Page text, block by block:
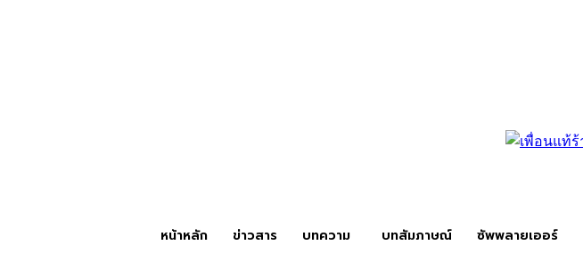
หน้าหลัก ข่าวสาร บทความ บทสัมภาษณ์ ซัพพลายเออร์